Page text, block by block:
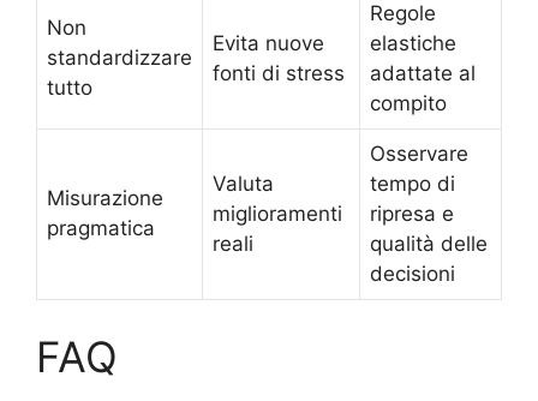
Non
standardizzare
tutto
Evita nuove
fonti di stress
Regole
elastiche
adattate al
compito
Misurazione
pragmatica
Valuta
miglioramenti
reali
Osservare
tempo di
ripresa e
qualità delle
decisioni
FAQ